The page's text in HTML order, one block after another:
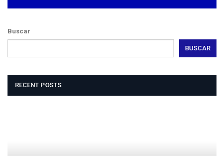
Buscar
BUSCAR
RECENT POSTS